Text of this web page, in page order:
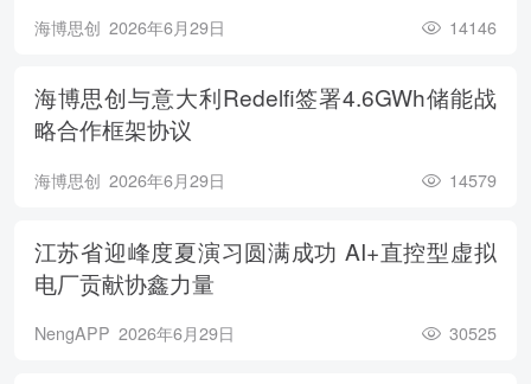
海博思创 2026年6月29日 14146
海博思创与意大利Redelfi签署4.6GWh储能战
略合作框架协议
海博思创 2026年6月29日 14579
江苏省迎峰度夏演习圆满成功 AI+直控型虚拟
电厂贡献协鑫力量
NengAPP 2026年6月29日 30525